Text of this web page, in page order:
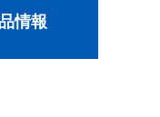
情報